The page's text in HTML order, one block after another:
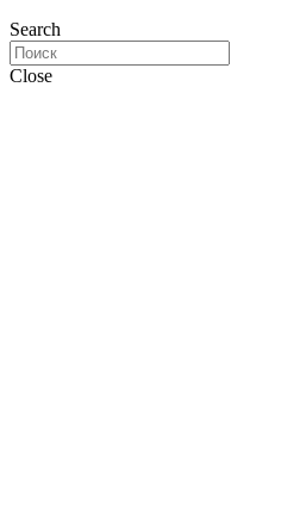
Search
Close